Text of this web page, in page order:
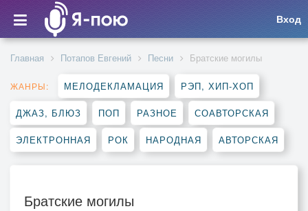
Вход
Главная Потапов Евгений Песни Братские могилы
ЖАНРЫ: МЕЛОДЕКЛАМАЦИЯ РЭП, ХИП-ХОП
ДЖАЗ, БЛЮЗ ПОП РАЗНОЕ СОАВТОРСКАЯ
ЭЛЕКТРОННАЯ РОК НАРОДНАЯ АВТОРСКАЯ
Братские могилы